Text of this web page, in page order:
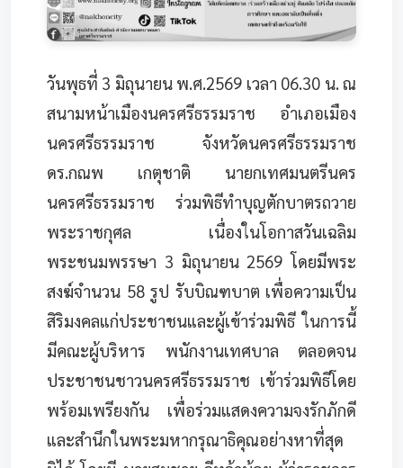
วันพุธที่ 3 มิถุนายน พ.ศ.2569 เวลา 06.30 น. ณ
สนามหน้าเมืองนครศรีธรรมราช อำเภอเมือง
นครศรีธรรมราช จังหวัดนครศรีธรรมราช
ดร.กณพ เกตุชาติ นายกเทศมนตรีนคร
นครศรีธรรมราช ร่วมพิธีทำบุญตักบาตรถวาย
พระราชกุศล เนื่องในโอกาสวันเฉลิม
พระชนมพรรษา 3 มิถุนายน 2569 โดยมีพระ
สงฆ์จำนวน 58 รูป รับบิณฑบาต เพื่อความเป็น
สิริมงคลแก่ประชาชนและผู้เข้าร่วมพิธี ในการนี้
มีคณะผู้บริหาร พนักงานเทศบาล ตลอดจน
ประชาชนชาวนครศรีธรรมราช เข้าร่วมพิธีโดย
พร้อมเพรียงกัน เพื่อร่วมแสดงความจงรักภักดี
และสำนึกในพระมหากรุณาธิคุณอย่างหาที่สุด